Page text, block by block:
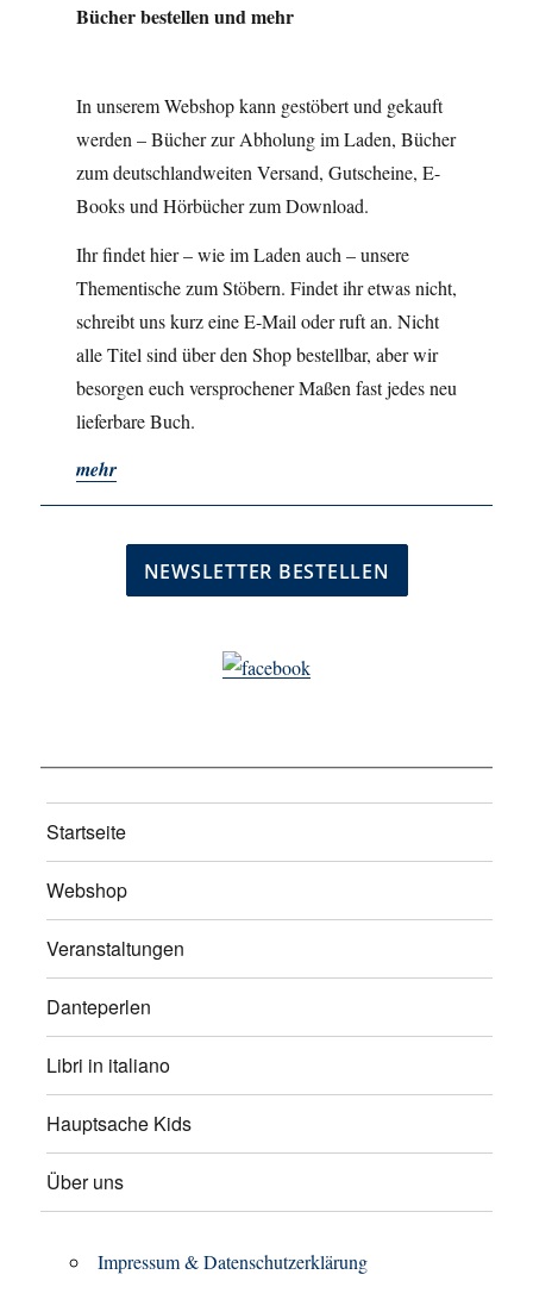
Bücher bestellen und mehr
In unserem Webshop kann gestöbert und gekauft
werden – Bücher zur Abholung im Laden, Bücher
zum deutschlandweiten Versand, Gutscheine, E-
Books und Hörbücher zum Download.
Ihr findet hier – wie im Laden auch – unsere
Thementische zum Stöbern. Findet ihr etwas nicht,
schreibt uns kurz eine E-Mail oder ruft an. Nicht
alle Titel sind über den Shop bestellbar, aber wir
besorgen euch versprochener Maßen fast jedes neu
lieferbare Buch.
mehr
Startseite
Webshop
Veranstaltungen
Danteperlen
Libri in italiano
Hauptsache Kids
Über uns
Impressum & Datenschutzerklärung